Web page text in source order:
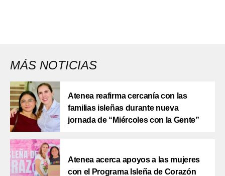
MÁS NOTICIAS
Atenea reafirma cercanía con las
familias isleñas durante nueva
jornada de “Miércoles con la Gente”
Atenea acerca apoyos a las mujeres
con el Programa Isleña de Corazón